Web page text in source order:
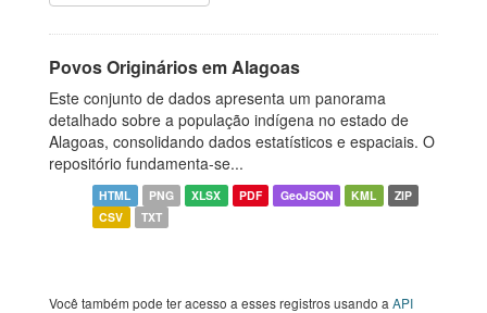
Povos Originários em Alagoas
Este conjunto de dados apresenta um panorama
detalhado sobre a população indígena no estado de
Alagoas, consolidando dados estatísticos e espaciais. O
repositório fundamenta-se...
HTML PNG XLSX PDF GeoJSON KML
ZIP
CSV
TXT
Você também pode ter acesso a esses registros usando a API